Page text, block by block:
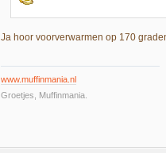
Ja hoor voorverwarmen op 170
www.muffinmania.nl
Groetjes, Muffinmania.